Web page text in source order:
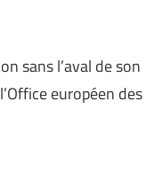
sans l’aval de son
européen des